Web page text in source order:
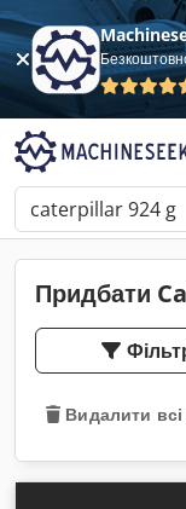
Придбати
Видалити